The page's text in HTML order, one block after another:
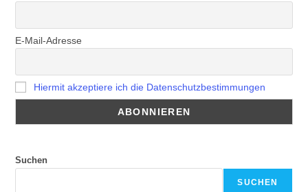
E-Mail-Adresse
Hiermit akzeptiere ich die Datenschutzbestimmungen
Suchen
SUCHEN